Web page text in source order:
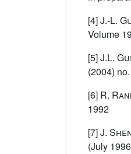
[4]J.-L.
Volume
[5]J.L.
(2004)
[6] R.
1992
[7]J.
(July